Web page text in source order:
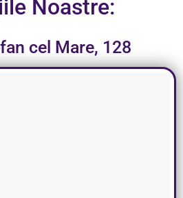
Noastre:
cel Mare, 128